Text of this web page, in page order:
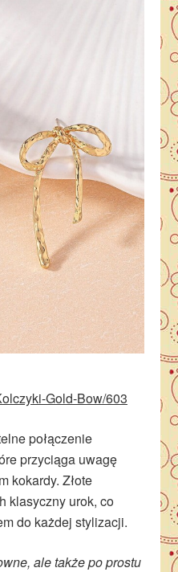
Gold-Bow/603
połączenie
przyciąga uwagę
kokardy. Złote
klasyczny urok, co
do każdej stylizacji.
ale także po prostu